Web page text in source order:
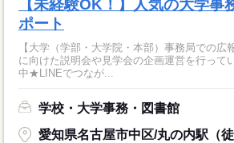
【未経験OK！】人気の大学事
ポート
【大学（学部・大学院・本部）事務局での広
に向けた説明会や見学会の企画運営を行っていた
中★LINEでつなが...
学校・大学事務・図書館
愛知県名古屋市中区/丸の内駅（徒